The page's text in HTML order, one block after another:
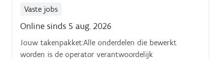
Vaste jobs
Online sinds 5 aug. 2026
Jouw takenpakket:Alle onderdelen die bewerkt
worden is de operator verantwoordelijk